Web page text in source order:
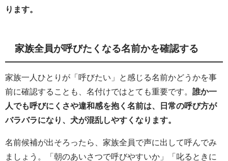
ります。
家族全員が呼びたくなる名前かを確認する
家族一人ひとりが「呼びたい」と感じる名前かどうかを事
前に確認することも、名付けではとても重要です。 誰か一
人でも呼びにくさや違和感を抱く名前は、日常の呼び方が
バラバラになり、犬が混乱しやすくなります。
名前候補が出そろったら、家族全員で声に出して呼んでみ
ましょう。「朝のあいさつで呼びやすいか」「叱るときに